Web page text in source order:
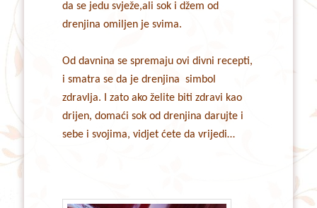
da se jedu svježe,ali sok i džem od
drenjina omiljen je svima.
Od davnina se spremaju ovi divni recepti,
i smatra se da je drenjina simbol
zdravlja. I zato ako želite biti zdravi kao
drijen, domaći sok od drenjina darujte i
sebe i svojima, vidjet ćete da vrijedi…